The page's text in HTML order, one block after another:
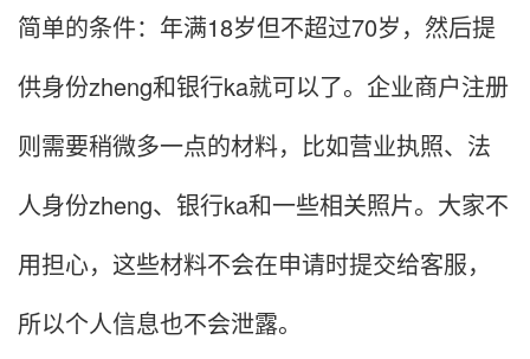
简单的条件：年满18岁但不超过70岁，然后提
供身份zheng和银行ka就可以了。企业商户注册
则需要稍微多一点的材料，比如营业执照、法
人身份zheng、银行ka和一些相关照片。大家不
用担心，这些材料不会在申请时提交给客服，
所以个人信息也不会泄露。